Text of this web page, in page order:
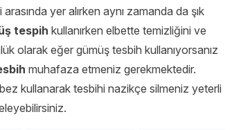
yer alırken aynı zamanda da şık
tespih kullanırken elbette temizliğini ve
olarak eğer gümüş tesbih kullanıyorsanız
muhafaza etmeniz gerekmektedir.
kullanarak tesbihi nazikçe silmeniz yeterli